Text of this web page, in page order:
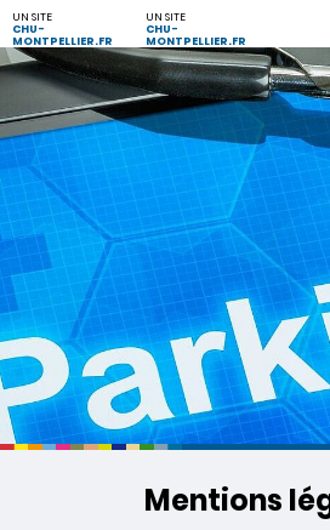
UN SITE
CHU-
MONTPELLIER.FR
UN SITE
CHU-
MONTPELLIER.FR
Mentions